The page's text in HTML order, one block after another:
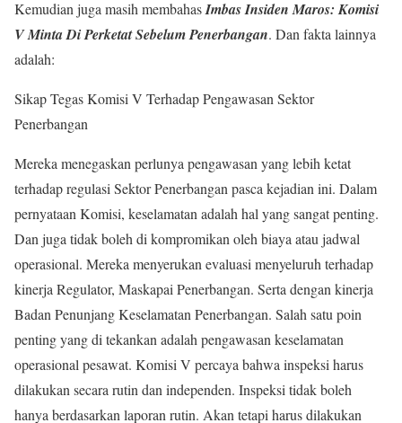
Kemudian juga masih membahasImbas Insiden Maros: Komisi
V Minta Di Perketat Sebelum Penerbangan. Dan fakta lainnya
adalah:
Sikap Tegas Komisi V Terhadap Pengawasan Sektor
Penerbangan
Mereka menegaskan perlunya pengawasan yang lebih ketat
terhadap regulasi Sektor Penerbangan pasca kejadian ini. Dalam
pernyataan Komisi, keselamatan adalah hal yang sangat penting.
Dan juga tidak boleh di kompromikan oleh biaya atau jadwal
operasional. Mereka menyerukan evaluasi menyeluruh terhadap
kinerja Regulator, Maskapai Penerbangan. Serta dengan kinerja
Badan Penunjang Keselamatan Penerbangan. Salah satu poin
penting yang di tekankan adalah pengawasan keselamatan
operasional pesawat. Komisi V percaya bahwa inspeksi harus
dilakukan secara rutin dan independen. Inspeksi tidak boleh
hanya berdasarkan laporan rutin. Akan tetapi harus dilakukan